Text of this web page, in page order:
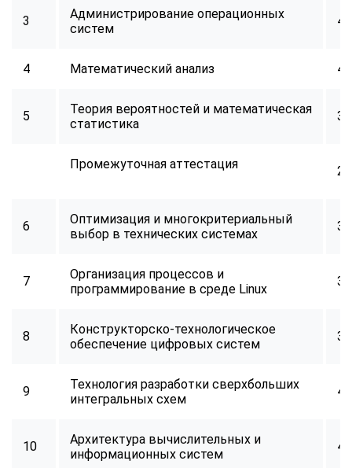
3
Администрирование операционных
систем
40
4 Математический анализ 40
5
Теория вероятностей и математическая
статистика
32
Промежуточная аттестация 2
6
Оптимизация и многокритериальный
выбор в технических системах
34
7
Организация процессов и
программирование в среде Linux
32
8
Конструкторско-технологическое
обеспечение цифровых систем
34
9
Технология разработки сверхбольших
интегральных схем
40
10
Архитектура вычислительных и
информационных систем
40